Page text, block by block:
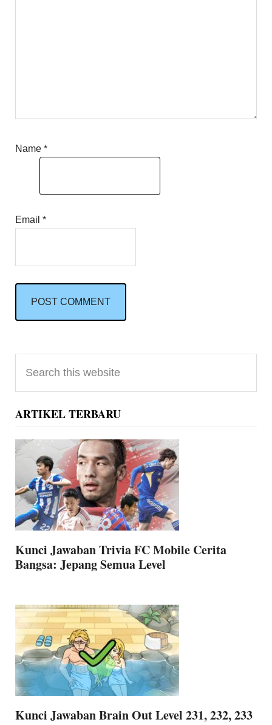
Name*
Email*
Primary
Sidebar
this
website
ARTIKEL TERBARU
Kunci Jawaban Trivia FC Mobile Cerita
Bangsa: Jepang Semua Level
Kunci Jawaban Brain Out Level 231, 232, 233